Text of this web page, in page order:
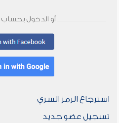
أو الدخول بحساب
استرجاع الرمز السري
تسجيل عضو جديد